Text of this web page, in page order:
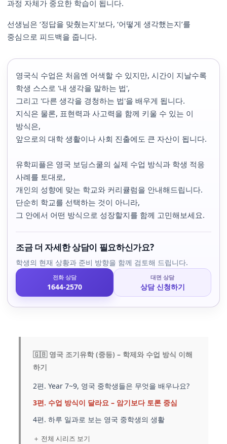
과정 자체가 중요한 학습이 됩니다.
선생님은 ‘정답을 맞췄는지’보다, ‘어떻게 생각했는지’를
중심으로 피드백을 줍니다.
영국식 수업은 처음엔 어색할 수 있지만, 시간이 지날수록
학생 스스로 '내 생각을 말하는 법',
그리고 '다른 생각을 경청하는 법'을 배우게 됩니다.
지식은 물론, 표현력과 사고력을 함께 키울 수 있는 이
방식은,
앞으로의 대학 생활이나 사회 진출에도 큰 자산이 됩니다.
유학피플은 영국 보딩스쿨의 실제 수업 방식과 학생 적응
사례를 토대로,
개인의 성향에 맞는 학교와 커리큘럼을 안내해드립니다.
단순히 학교를 선택하는 것이 아니라,
그 안에서 어떤 방식으로 성장할지를 함께 고민해보세요.
조금 더 자세한 상담이 필요하신가요?
학생의 현재 상황과 준비 방향을 함께 검토해 드립니다.
전화 상담
1644-2570
대면 상담
상담 신청하기
🇬🇧 영국 조기유학 (중등) – 학제와 수업 방식 이해
하기
2편. Year 7~9, 영국 중학생들은 무엇을 배우나요?
3편. 수업 방식이 달라요 – 암기보다 토론 중심
4편. 하루 일과로 보는 영국 중학생의 생활
＋ 전체 시리즈 보기